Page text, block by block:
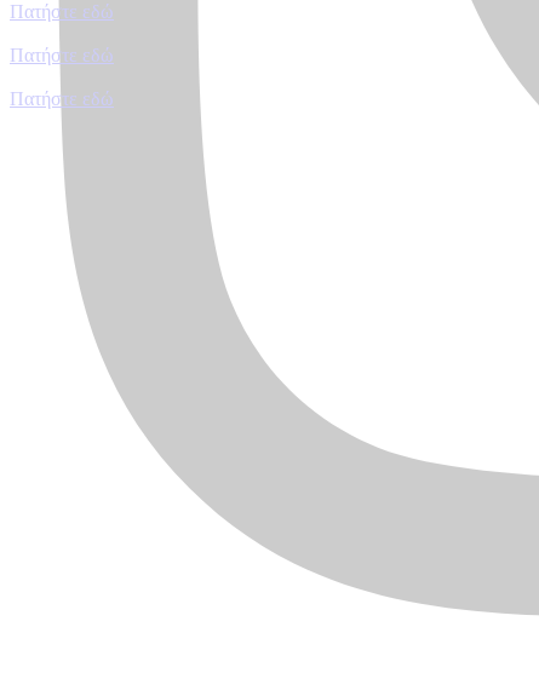
Πατήστε εδώ
Πατήστε εδώ
Πατήστε εδώ